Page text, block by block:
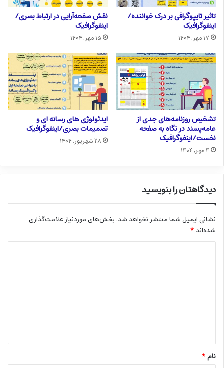
تاثیر تایپوگرافی بر درک خواننده/
اینفوگرافیک
۱۷ مهر, ۱۴۰۴
نقش صفحه‌آرایی در ارتباط بصری/
اینفوگرافیک
۱۵ مهر, ۱۴۰۴
تشخیص روزنامه‌های جدی از
عامه‌پسند در نگاه به صفحه
نخست/اینفوگرافیک
۴ مهر, ۱۴۰۴
ایدئولوژی های رسانه ای و
تصمیمات بصری/اینفوگرافیک
۲۸ شهریور, ۱۴۰۴
دیدگاهتان را بنویسید
نشانی ایمیل شما منتشر نخواهد شد. بخش‌های موردنیاز علامت‌گذاری
شده‌اند*
نام*